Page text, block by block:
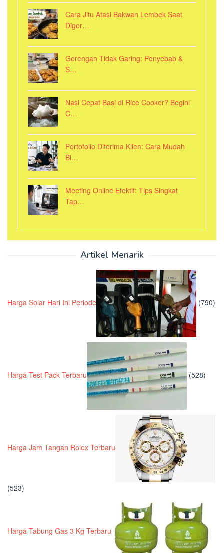
Cara Jitu Atasi Bakwan Lembek Saat
Digor…
Gorengan Tidak Garing: Penyebab &
S…
Nasi Cepat Basi di Rice Cooker? Begini
C…
Portofolio Diterima Klien: Cara Mudah
Bi…
Meeting Online Efektif: Tips Singkat
Tap…
Artikel Menarik
Harga Solar Hari Ini Periode (790)
Harga Test Pack Terbaru (528)
Harga Jam Tangan Rolex Terbaru
(523)
Harga Tabung Gas 3 Kg Terbaru